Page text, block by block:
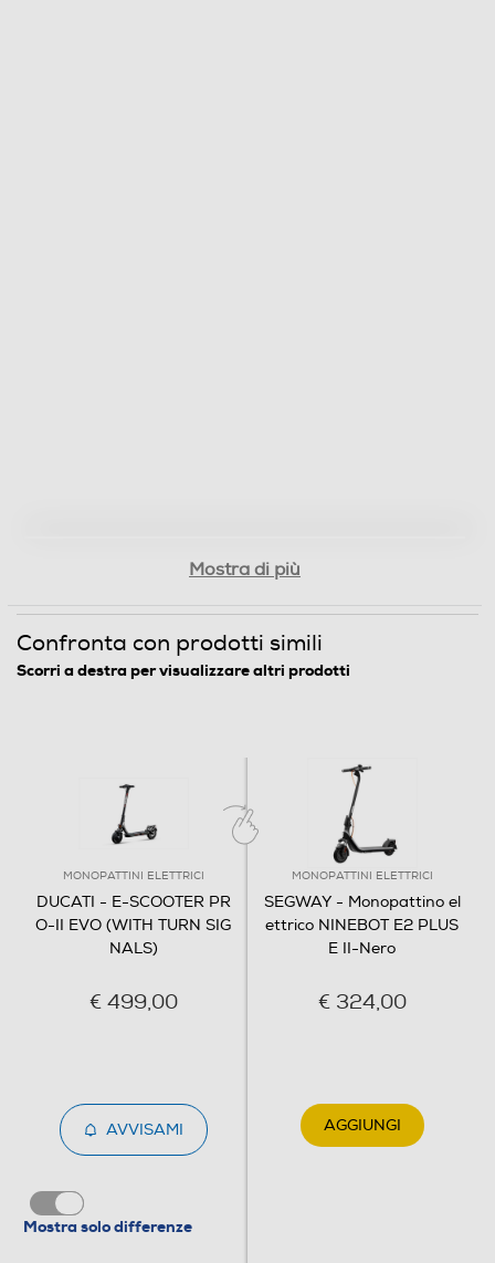
Mostra di più
Confronta con prodotti simili
Scorri a destra per visualizzare altri prodotti
MONOPATTINI ELETTRICI
DUCATI - E-SCOOTER PR
O-II EVO (WITH TURN SIG
NALS)
€ 499,00
AVVISAMI
Mostra solo differenze
MONOPATTINI ELETTRICI
SEGWAY - Monopattino el
ettrico NINEBOT E2 PLUS
E II-Nero
€ 324,00
AGGIUNGI